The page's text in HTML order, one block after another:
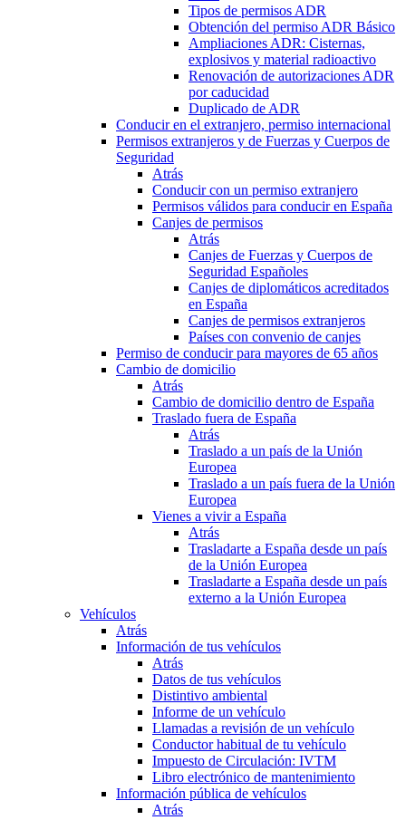
Tipos de permisos ADR
Obtención del permiso ADR Básico
Ampliaciones ADR: Cisternas,
explosivos y material radioactivo
Renovación de autorizaciones ADR
por caducidad
Duplicado de ADR
Conducir en el extranjero, permiso internacional
Permisos extranjeros y de Fuerzas y Cuerpos de
Seguridad
Atrás
Conducir con un permiso extranjero
Permisos válidos para conducir en España
Canjes de permisos
Atrás
Canjes de Fuerzas y Cuerpos de
Seguridad Españoles
Canjes de diplomáticos acreditados
en España
Canjes de permisos extranjeros
Países con convenio de canjes
Permiso de conducir para mayores de 65 años
Cambio de domicilio
Atrás
Cambio de domicilio dentro de España
Traslado fuera de España
Atrás
Traslado a un país de la Unión
Europea
Traslado a un país fuera de la Unión
Europea
Vienes a vivir a España
Atrás
Trasladarte a España desde un país
de la Unión Europea
Trasladarte a España desde un país
externo a la Unión Europea
Vehículos
Atrás
Información de tus vehículos
Atrás
Datos de tus vehículos
Distintivo ambiental
Informe de un vehículo
Llamadas a revisión de un vehículo
Conductor habitual de tu vehículo
Impuesto de Circulación: IVTM
Libro electrónico de mantenimiento
Información pública de vehículos
Atrás